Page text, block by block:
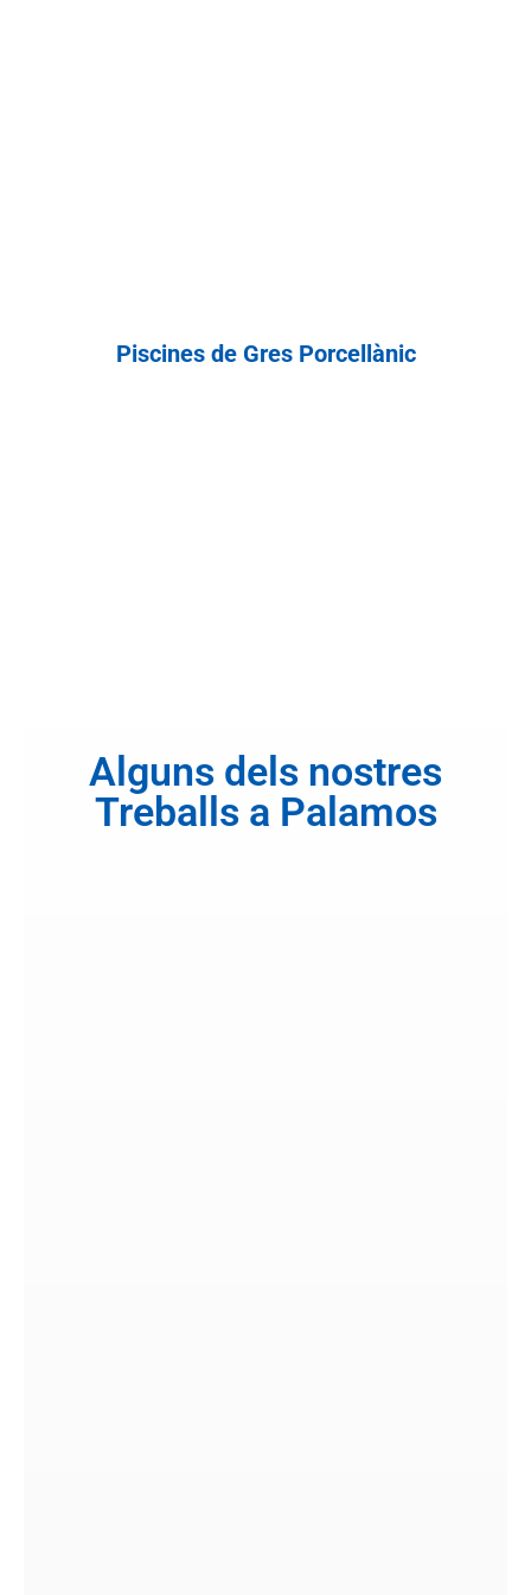
Piscines de Gres Porcellànic
Alguns dels nostres
Treballs a Palamos